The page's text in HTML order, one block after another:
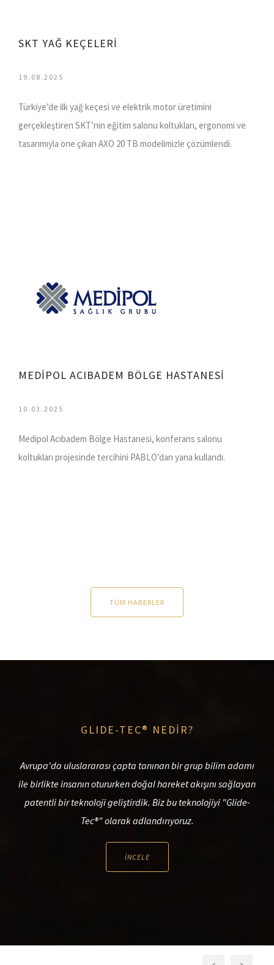
SKT YAĞ KEÇELERİ
19.08.2025
Türkiye’de ilk yağ keçesi ve elektrik motor üretimini
gerçekleştiren SKT’nin eğitim salonu koltukları, ergonomi ve
tasarımıyla öne çıkan AXO 20 TB modelimizle çözümlendi.
MEDİPOL ACIBADEM BÖLGE HASTANESİ
10.03.2025
Medipol Acıbadem Bölge Hastanesi, konferans salonu
koltukları projesinde tercihini PABLO’dan yana kullandı.
TÜM HABERLER
GLIDE-TEC® NEDİR?
Avrupa'da uluslararası çapta tanınan bir grup bilim adamı
ile birlikte insanın otururken doğal hareket akışını sağlayan
patentli bir teknoloji geliştirdik. Biz bu teknolojiyi "Glide-
Tec®" olarak adlandırıyoruz.
İNCELE